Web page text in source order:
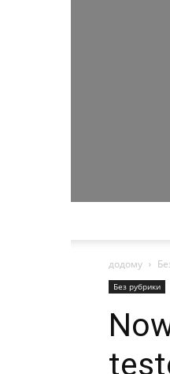
додому
Без рубрики